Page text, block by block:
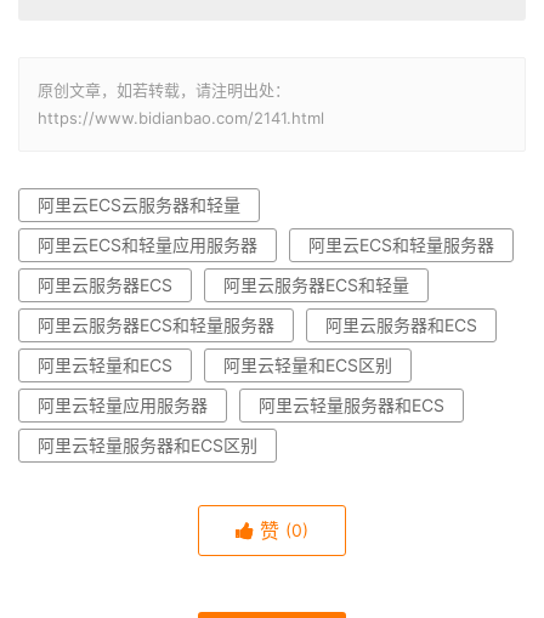
原创文章，如若转载，请注明出处：
https://www.bidianbao.com/2141.html
阿里云ECS云服务器和轻量
阿里云ECS和轻量应用服务器
阿里云ECS和轻量服务器
阿里云服务器ECS
阿里云服务器ECS和轻量
阿里云服务器ECS和轻量服务器
阿里云服务器和ECS
阿里云轻量和ECS
阿里云轻量和ECS区别
阿里云轻量应用服务器
阿里云轻量服务器和ECS
阿里云轻量服务器和ECS区别
赞 (0)